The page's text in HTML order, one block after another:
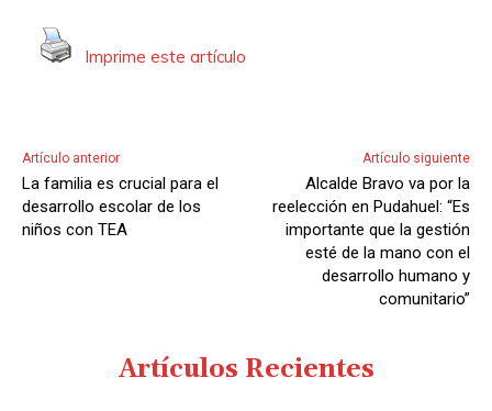
o
Imprime este artículo
Artículo anterior
La familia es crucial para el
desarrollo escolar de los
niños con TEA
Artículo siguiente
Alcalde Bravo va por la
reelección en Pudahuel: “Es
importante que la gestión
esté de la mano con el
desarrollo humano y
comunitario”
Artículos Recientes